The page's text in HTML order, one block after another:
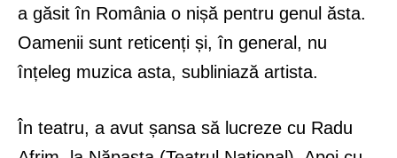
a găsit în România o nișă pentru genul ăsta.
Oamenii sunt reticenți și, în general, nu
înțeleg muzica asta, subliniază artista.
În teatru, a avut șansa să lucreze cu Radu